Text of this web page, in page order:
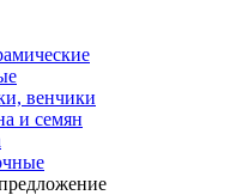
венчики
и семян